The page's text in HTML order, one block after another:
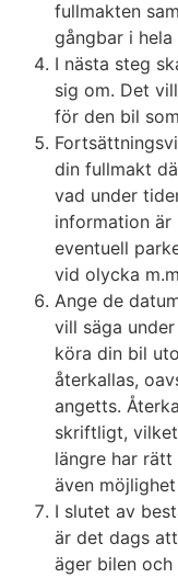
fullmakten
gångbar i hela
I nästa steg
sig om. Det
för den bil
din fullmakt
vad under
information är
eventuell
vid olycka
Ange de
vill säga
köra din bil
återkallas,
angetts.
skriftligt,
längre har
även
I slutet av
är det dags
äger bilen och